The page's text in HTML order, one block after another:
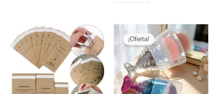
$
1.600,00
¡Oferta!